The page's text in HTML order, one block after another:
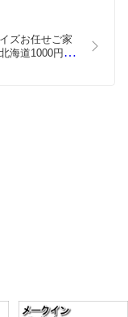
ズお任せご家
海道1000円沖